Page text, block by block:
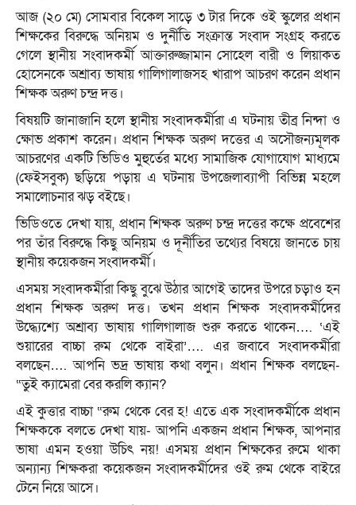
আজ (২০ মে) সোমবার বিকেল সাড়ে ৩ টার দিকে ওই স্কুলের প্রধান
শিক্ষকের বিরুদ্ধে অনিয়ম ও দুর্নীতি সংক্রান্ত সংবাদ সংগ্রহ করতে
গেলে স্থানীয় সংবাদকর্মী আক্তারুজ্জামান সোহেল বারী ও লিয়াকত
হোসেনকে অশ্রাব্য ভাষায় গালিগালাজসহ খারাপ আচরণ করেন প্রধান
শিক্ষক অরুণ চন্দ্র দত্ত।
বিষয়টি জানাজানি হলে স্থানীয় সংবাদকর্মীরা এ ঘটনায় তীব্র নিন্দা ও
ক্ষোভ প্রকাশ করেন। প্রধান শিক্ষক অরুণ দত্তের এ অসৌজন্যমূলক
আচরণের একটি ভিডিও মুহুর্তের মধ্যে সামাজিক যোগাযোগ মাধ্যমে
(ফেইসবুক) ছড়িয়ে পড়ায় এ ঘটনায় উপজেলাব্যাপী বিভিন্ন মহলে
সমালোচনার ঝড় বইছে।
ভিডিওতে দেখা যায়, প্রধান শিক্ষক অরুণ চন্দ্র দত্তের কক্ষে প্রবেশের
পর তাঁর বিরুদ্ধে কিছু অনিয়ম ও দূর্নীতির তথ্যের বিষয়ে জানতে চায়
স্থানীয় কয়েকজন সংবাদকর্মী।
এসময় সংবাদকর্মীরা কিছু বুঝে উঠার আগেই তাদের উপরে চড়াও হন
প্রধান শিক্ষক অরুণ দত্ত। তখন প্রধান শিক্ষক সংবাদকর্মীদের
উদ্ধ্যেশ্যে অশ্রাব্য ভাষায় গালিগালাজ শুরু করতে থাকেন…. ‘এই
শুয়ারের বাচ্চা রুম থেকে বাইরা’…. এর জবাবে সংবাদকর্মীরা
বলছেন…. আপনি ভদ্র ভাষায় কথা বলুন। প্রধান শিক্ষক বলছেন-
“তুই ক্যামেরা বের করলি ক্যান?
এই কুত্তার বাচ্চা “রুম থেকে বের হ! এতে এক সংবাদকর্মীকে প্রধান
শিক্ষককে বলতে দেখা যায়- আপনি একজন প্রধান শিক্ষক, আপনার
ভাষা এমন হওয়া উচিৎ নয়! এসময় প্রধান শিক্ষকের রুমে থাকা
অন্যান্য শিক্ষকরা কয়েকজন সংবাদকর্মীদের ওই রুম থেকে বাইরে
টেনে নিয়ে আসে।